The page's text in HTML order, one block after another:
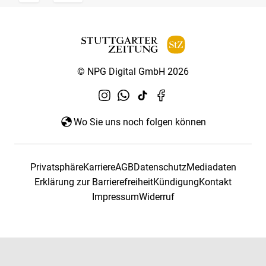
© NPG Digital GmbH 2026
Wo Sie uns noch folgen können
PrivatsphäreKarriereAGBDatenschutzMediadaten
Erklärung zur BarrierefreiheitKündigungKontakt
ImpressumWiderruf